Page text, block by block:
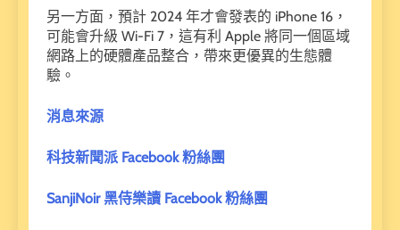
另一方面，預計 2024 年才會發表的 iPhone 16，
可能會升級 Wi-Fi 7，這有利 Apple 將同一個區域
網路上的硬體產品整合，帶來更優異的生態體
驗。
消息來源
科技新聞派 Facebook 粉絲團
SanjiNoir 黑侍樂讀 Facebook 粉絲團